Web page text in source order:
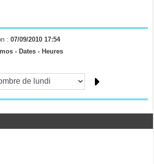
: 07/09/2010 17:54
- Dates - Heures